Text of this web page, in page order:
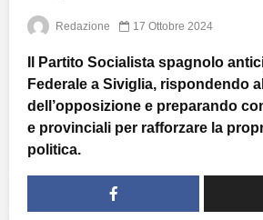
Redazione 17 Ottobre 2024
Il Partito Socialista spagnolo
Federale a Siviglia, rispondendo
dell’opposizione e preparando
e provinciali per rafforzare la
politica.